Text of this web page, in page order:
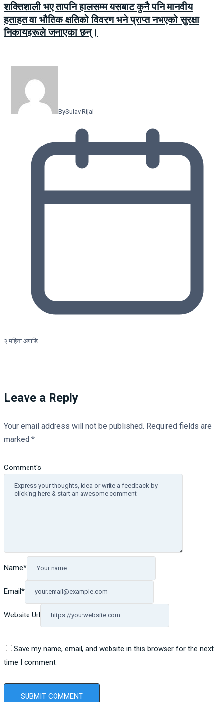
शक्तिशाली भए तापनि हालसम्म यसबाट कुनै पनि मानवीय
हताहत वा भौतिक क्षतिको विवरण भने प्राप्त नभएको सुरक्षा
निकायहरूले जनाएका छन्।
BySulav Rijal
२ महिना अगाडि
Leave a Reply
Your email address will not be published. Required fields are
marked *
Comment's
Name*
Email*
Website Url
Save my name, email, and website in this browser for the next
time I comment.